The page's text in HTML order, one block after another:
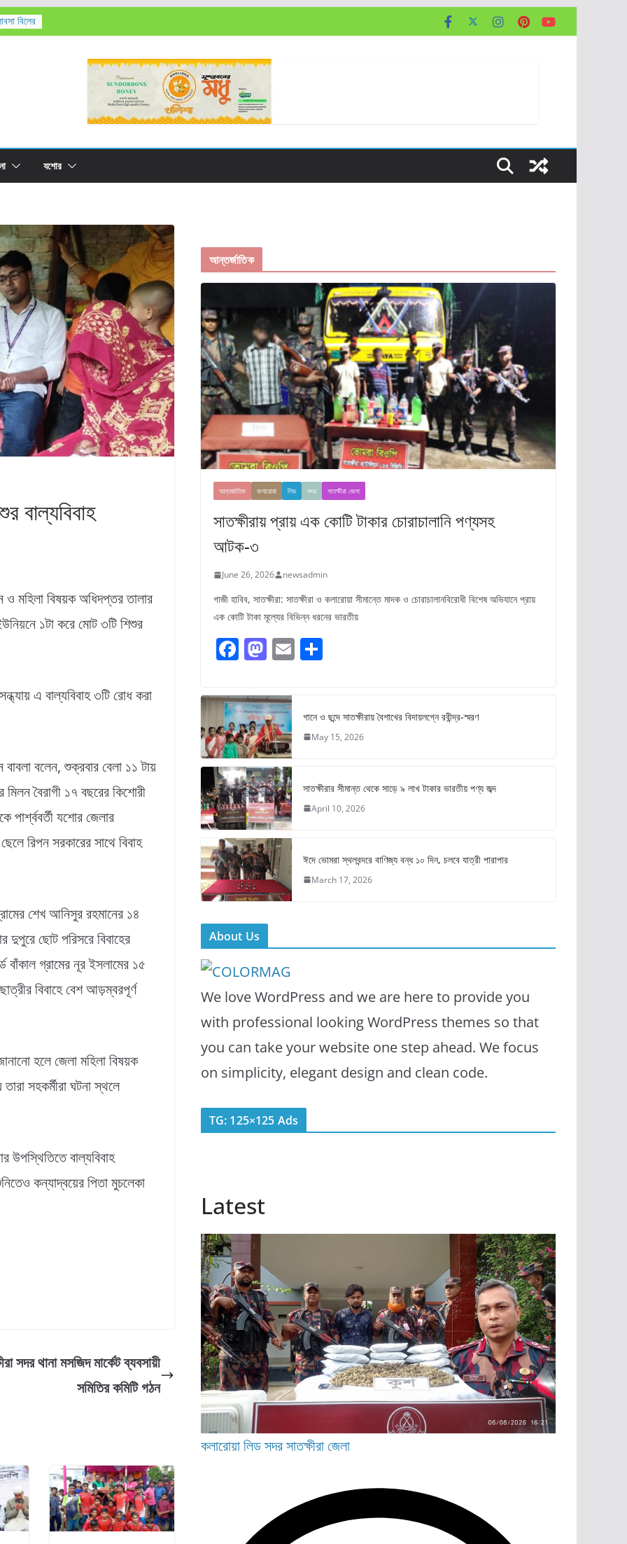
বিলের
মৃত্যু,
যশোর
বাল্যবিবাহ
ও মহিলা বিষয়ক অধিদপ্তর তালার
১টা‌ করে মোট ৩টি শিশুর
এ বাল্যবিবাহ ৩টি রোধ করা
বাবলা বলেন, শুক্রবার বেলা ১১ টায়
মিলন বৈরাগী ১৭ বছরের কিশোরী
পার্শ্ববর্তী যশোর জেলার
রিপন সরকারের সাথে বিবাহ
শেখ আনিসুর রহমানের ১৪
দুপুরে ছোট পরিসরে বিবাহের
গ্রামের নূর ইসলামের ১৫
বিবাহে বেশ আড়ম্বরপূর্ণ
হলে জেলা মহিলা বিষয়ক
সহকর্মীরা ঘটনা স্থলে
উপস্থিতিতে বাল্যবিবাহ
কন্যাদ্বয়ের পিতা মুচলেকা
সদর থানা মসজিদ মার্কেট ব্যবসায়ী
সমিতির কমিটি গঠন
আন্তর্জাতিক
আন্তর্জাতিক কলারোয়া লিড সদর সাতক্ষীরা জেলা
সাতক্ষীরায় প্রায় এক কোটি টাকার চোরাচালানি পণ্যসহ
আটক-৩
June 26, 2026 newsadmin
গাজী হাবিব, সাতক্ষীরা: সাতক্ষীরা ও কলারোয়া সীমান্তে মাদক ও চোরাচালানবিরোধী বিশেষ অভিযানে প্রায়
এক কোটি টাকা মূল্যের বিভিন্ন ধরনের ভারতীয়
F
c
e
b
o
o
k
M
st
o
d
o
n
E S
e
গানে ও ছন্দে সাতক্ষীরায় বৈশাখের বিদায়লগ্নে রবীন্দ্র-স্মরণ
May 15, 2026
সাতক্ষীরার সীমান্ত থেকে সাড়ে ৯ লাখ টাকার ভারতীয় পণ্য জব্দ
April 10, 2026
ঈদে ভোমরা স্থলবন্দরে বাণিজ্য বন্ধ ১০ দিন, চলবে যাত্রী পারাপার
March 17, 2026
About Us
We love WordPress and we are here to provide you
with professional looking WordPress themes so that
you can take your website one step ahead. We focus
on simplicity, elegant design and clean code.
TG: 125×125 Ads
Latest
কলারোয়ালিডসদরসাতক্ষীরা জেলা